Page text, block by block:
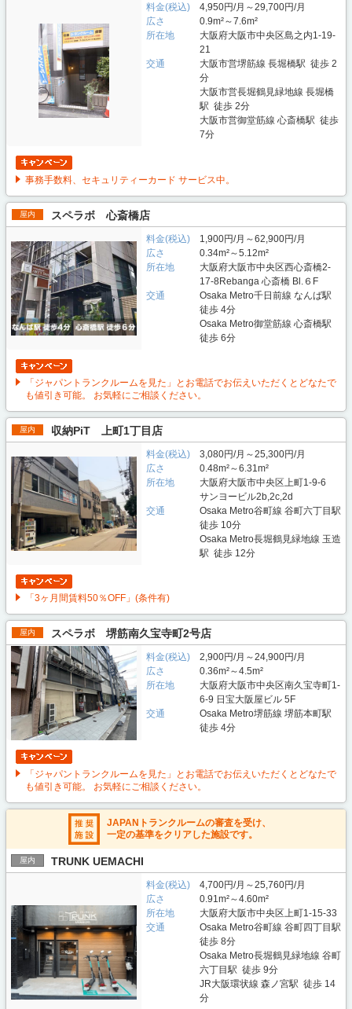
料金(税込)
4,950円/月～29,700円/月
広さ
0.9m²～7.6m²
所在地
大阪府大阪市中央区島之内1-19-
21
交通
大阪市営堺筋線 長堀橋駅 徒歩 2
分
大阪市営長堀鶴見緑地線 長堀橋
駅 徒歩 2分
大阪市営御堂筋線 心斎橋駅 徒歩
7分
事務手数料、セキュリティーカード サービス中。
屋内 スペラボ 心斎橋店
料金(税込)
1,900円/月～62,900円/月
広さ
0.34m²～5.12m²
所在地
大阪府大阪市中央区西心斎橋2-
17-8Rebanga 心斎橋 Bl.６F
交通
Osaka Metro千日前線 なんば駅
徒歩 4分
Osaka Metro御堂筋線 心斎橋駅
徒歩 6分
「ジャパントランクルームを見た」とお電話でお伝えいただくとどなたで
も値引き可能。 お気軽にご相談ください。
屋内 収納PiT 上町1丁目店
料金(税込)
3,080円/月～25,300円/月
広さ
0.48m²～6.31m²
所在地
大阪府大阪市中央区上町1-9-6
サンヨービル2b,2c,2d
交通
Osaka Metro谷町線 谷町六丁目駅
徒歩 10分
Osaka Metro長堀鶴見緑地線 玉造
駅 徒歩 12分
「3ヶ月間賃料50％OFF」(条件有)
屋内 スペラボ 堺筋南久宝寺町2号店
料金(税込)
2,900円/月～24,900円/月
広さ
0.36m²～4.5m²
所在地
大阪府大阪市中央区南久宝寺町1-
6-9 日宝大阪屋ビル 5F
交通
Osaka Metro堺筋線 堺筋本町駅
徒歩 4分
「ジャパントランクルームを見た」とお電話でお伝えいただくとどなたで
も値引き可能。 お気軽にご相談ください。
JAPANトランクルームの審査を受け、
一定の基準をクリアした施設です。
屋内 TRUNK UEMACHI
料金(税込)
4,700円/月～25,760円/月
広さ
0.91m²～4.60m²
所在地
大阪府大阪市中央区上町1-15-33
交通
Osaka Metro谷町線 谷町四丁目駅
徒歩 8分
Osaka Metro長堀鶴見緑地線 谷町
六丁目駅 徒歩 9分
JR大阪環状線 森ノ宮駅 徒歩 14
分